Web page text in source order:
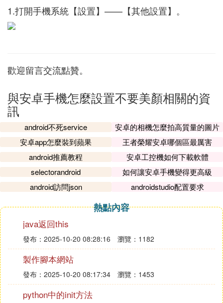
1.打開手機系統【設置】——【其他設置】。
歡迎留言交流點贊。
與安卓手機怎麼設置不要美顏相關的資
訊
android不死service
安卓的相機怎麼拍高質量的圖片
安卓app怎麼裝到蘋果
王者榮耀安卓哪個區最厲害
android推薦教程
安卓工控機如何下載軟體
selectorandroid
如何讓安卓手機變得更高級
android訪問json
androidstudio配置要求
熱點內容
java返回this
發布：2025-10-20 08:28:16 瀏覽：1182
製作腳本網站
發布：2025-10-20 08:17:34 瀏覽：1453
python中的init方法